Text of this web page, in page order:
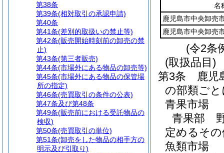
名
鹿児島市中央卸売
鹿児島市中央卸売
(令2条
(取扱品目)
第3条
鹿児
の部類ご
青果市場
青果部
定めるそ
魚類市場
第38条
第39条(相対取引の承認申請)
第40条
第41条(差別的取扱いの禁止等)
第42条(販売開始時刻前の卸売の禁
止)
第43条(第三者販売)
第44条(市場外にある物品の卸売等)
第45条(市場外にある物品の保管場
所の指定)
第46条(売買取引の条件の公表)
第47条及び第48条
第49条(販売前における受託物品の
検収)
第50条(売買取引の単位)
第51条(卸売をした物品の相手方の
明示及び引取り)